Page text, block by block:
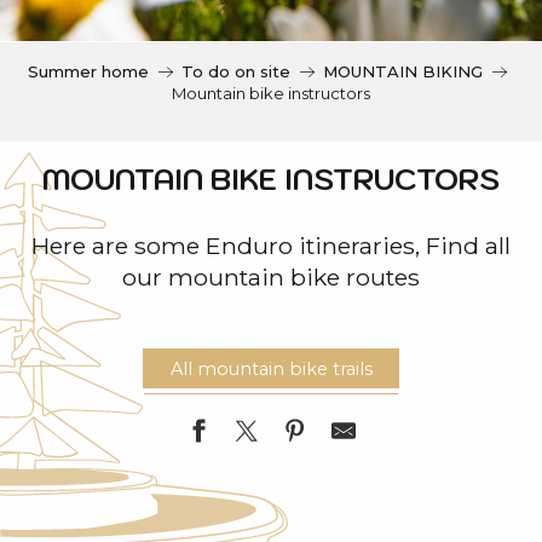
i
Summer home To do on site
MOUNTAIN BIKING
Mountain bike instructors
MOUNTAIN BIKE INSTRUCTORS
Here are some Enduro itineraries, Find all
our mountain bike routes
All mountain bike trails